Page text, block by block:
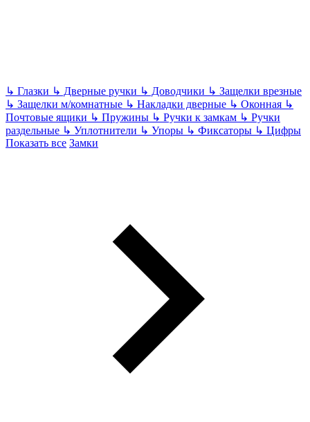
↳ Глазки ↳ Дверные ручки ↳ Доводчики ↳ Защелки врезные
↳ Защелки м/комнатные ↳ Накладки дверные ↳ Оконная ↳
Почтовые ящики ↳ Пружины ↳ Ручки к замкам ↳ Ручки
раздельные ↳ Уплотнители ↳ Упоры ↳ Фиксаторы ↳ Цифры
Показать все Замки